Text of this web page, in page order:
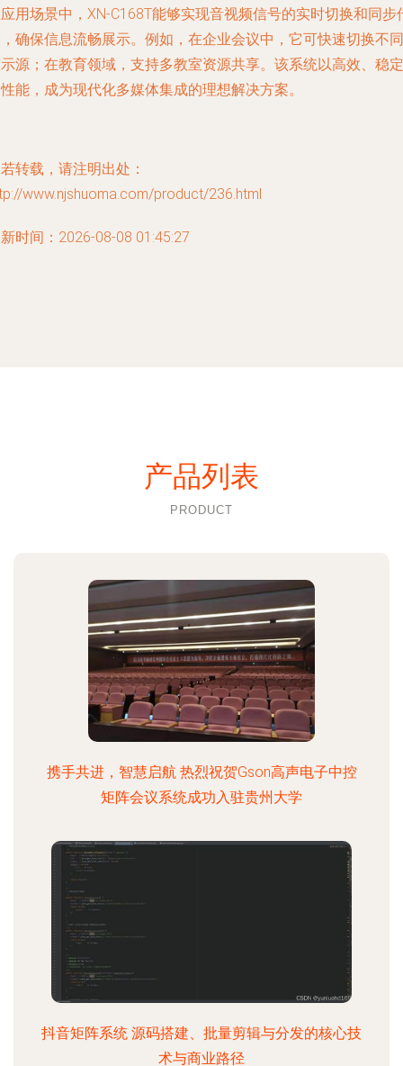
用场景中，XN-C168T能够实现音视频信号的实时切换和同步
确保信息流畅展示。例如，在企业会议中，它可快速切换不同
源；在教育领域，支持多教室资源共享。该系统以高效、稳定
能，成为现代化多媒体集成的理想解决方案。
转载，请注明出处：
www.njshuoma.com/product/236.html
时间：2026-08-08 01:45:27
产品列表
PRODUCT
携手共进，智慧启航 热烈祝贺Gson高声电子中控
矩阵会议系统成功入驻贵州大学
抖音矩阵系统 源码搭建、批量剪辑与分发的核心技
术与商业路径